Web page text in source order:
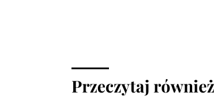
Przeczytaj również